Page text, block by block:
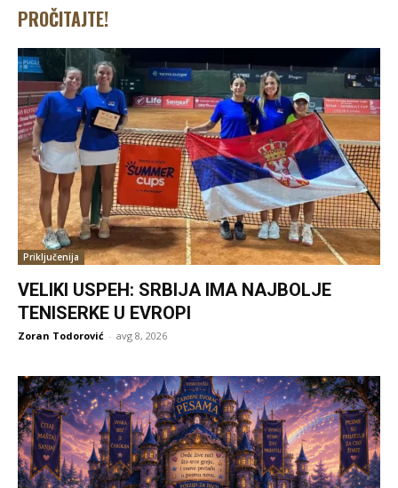
PROČITAJTE!
Priključenija
VELIKI USPEH: SRBIJA IMA NAJBOLJE
TENISERKE U EVROPI
Zoran Todorović - avg 8, 2026